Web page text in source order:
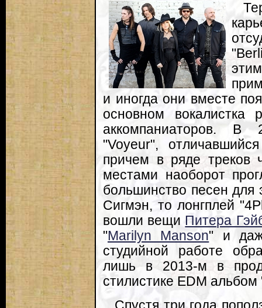
и иногда они вместе
основном вокалистка
аккомпаниаторов. В
"Voyeur",
причем в ряде треков
местами наоборот
большинство песен для
Сигмэн, то лонгплей
вошли вещи Питера
"Marilyn Manson" и
студийной работе
лишь в 2013-м в
стилистике EDM альбом